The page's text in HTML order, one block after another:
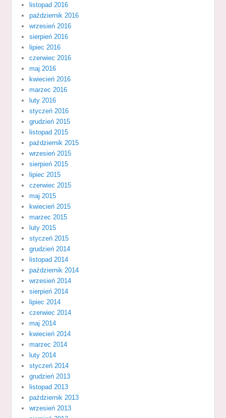
listopad 2016
październik 2016
wrzesień 2016
sierpień 2016
lipiec 2016
czerwiec 2016
maj 2016
kwiecień 2016
marzec 2016
luty 2016
styczeń 2016
grudzień 2015
listopad 2015
październik 2015
wrzesień 2015
sierpień 2015
lipiec 2015
czerwiec 2015
maj 2015
kwiecień 2015
marzec 2015
luty 2015
styczeń 2015
grudzień 2014
listopad 2014
październik 2014
wrzesień 2014
sierpień 2014
lipiec 2014
czerwiec 2014
maj 2014
kwiecień 2014
marzec 2014
luty 2014
styczeń 2014
grudzień 2013
listopad 2013
październik 2013
wrzesień 2013